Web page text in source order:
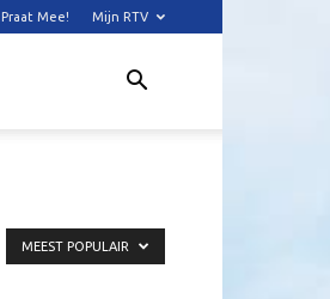
Praat Mee! Mijn RTV
MEEST POPULAIR